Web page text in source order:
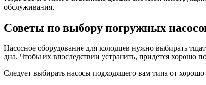
обслуживания.
Советы по выбору погружных
Насосное оборудование для колодцев нужно выбирать
дна. Чтобы их впоследствии устранить, придется хорошо
Следует выбирать насосы подходящего вам типа от